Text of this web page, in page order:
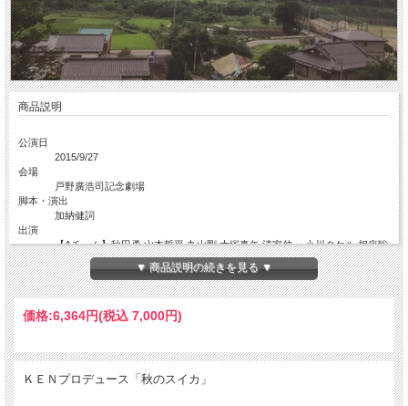
商品説明
公演日
2015/9/27
会場
戸野廣浩司記念劇場
脚本・演出
加納健詞
出演
【Aチーム】秋田勇 山本哲平 丸山剛 大塚真矢 清家伸一 小川タケル 相座聡
橋本直也 久連山隆太 暁 雅火 西谷桃子 芳月実桜 風間由実 小林未往 保土田
美幸 大山アキ 三田あい 岡田千鶴 理香子 関友里恵 大樹 松本渉
【Bチーム】秋田勇 江畑浩規 丸山剛 鈴木俊哉 清家 伸一 阿部博明 相座 聡
田美幸 北原愛加 三田あい 小嶋美奈子 理香子 夏目祐里 大樹 豊田幸樹
永長之衣 保土田美幸 橋本深猫 三田あい 馬場莉乃 理香子 鵜野香織 大樹 橋
本直也
▼ 商品説明の続きを見る ▼
価格:6,364円(税込 7,000円)
ＫＥＮプロデュース「秋のスイカ」